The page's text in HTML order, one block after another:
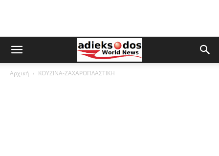
Αρχική ΚΟΥΖΙΝΑ-ΖΑΧΑΡΟΠΛΑΣΤΙΚΗ